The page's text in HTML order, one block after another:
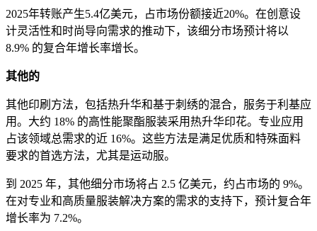
2025年转账产生5.4亿美元，占市场份额接近20%。在创意设
计灵活性和时尚导向需求的推动下，该细分市场预计将以
8.9% 的复合年增长率增长。
其他的
其他印刷方法，包括热升华和基于刺绣的混合，服务于利基应
用。大约 18% 的高性能聚酯服装采用热升华印花。专业应用
占该领域总需求的近 16%。这些方法是满足优质和特殊面料
要求的首选方法，尤其是运动服。
到 2025 年，其他细分市场将占 2.5 亿美元，约占市场的 9%。
在对专业和高质量服装解决方案的需求的支持下，预计复合年
增长率为 7.2%。